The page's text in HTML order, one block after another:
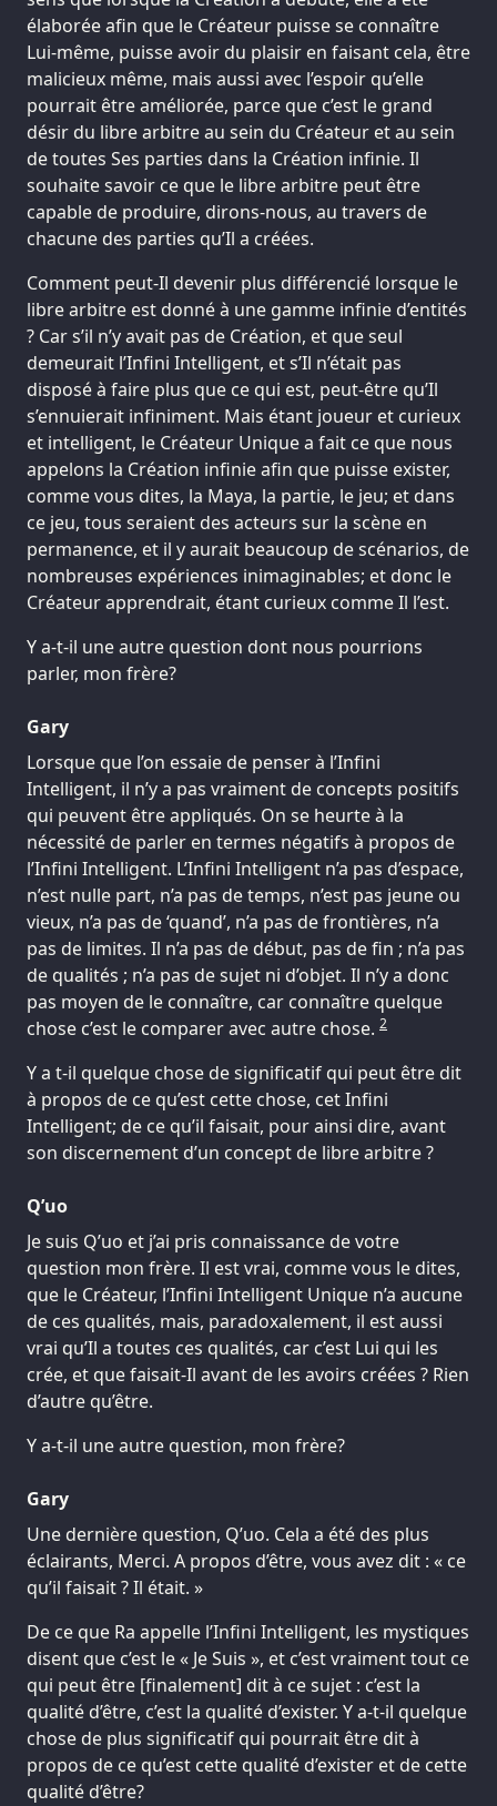
élaborée afin que le Créateur puisse se connaître
Lui-même, puisse avoir du plaisir en faisant cela, être
malicieux même, mais aussi avec l’espoir qu’elle
pourrait être améliorée, parce que c’est le grand
désir du libre arbitre au sein du Créateur et au sein
de toutes Ses parties dans la Création infinie. Il
souhaite savoir ce que le libre arbitre peut être
capable de produire, dirons-nous, au travers de
chacune des parties qu’Il a créées.
Comment peut-Il devenir plus différencié lorsque le
libre arbitre est donné à une gamme infinie d’entités
? Car s’il n’y avait pas de Création, et que seul
demeurait l’Infini Intelligent, et s’Il n’était pas
disposé à faire plus que ce qui est, peut-être qu’Il
s’ennuierait infiniment. Mais étant joueur et curieux
et intelligent, le Créateur Unique a fait ce que nous
appelons la Création infinie afin que puisse exister,
comme vous dites, la Maya, la partie, le jeu; et dans
ce jeu, tous seraient des acteurs sur la scène en
permanence, et il y aurait beaucoup de scénarios, de
nombreuses expériences inimaginables; et donc le
Créateur apprendrait, étant curieux comme Il l’est.
Y a-t-il une autre question dont nous pourrions
parler, mon frère?
Gary
Lorsque que l’on essaie de penser à l’Infini
Intelligent, il n’y a pas vraiment de concepts positifs
qui peuvent être appliqués. On se heurte à la
nécessité de parler en termes négatifs à propos de
l’Infini Intelligent. L’Infini Intelligent n’a pas d’espace,
n’est nulle part, n’a pas de temps, n’est pas jeune ou
vieux, n’a pas de ‘quand’, n’a pas de frontières, n’a
pas de limites. Il n’a pas de début, pas de fin ; n’a pas
de qualités ; n’a pas de sujet ni d’objet. Il n’y a donc
pas moyen de le connaître, car connaître quelque
chose c’est le comparer avec autre chose. 2
Y a t-il quelque chose de significatif qui peut être dit
à propos de ce qu’est cette chose, cet Infini
Intelligent; de ce qu’il faisait, pour ainsi dire, avant
son discernement d’un concept de libre arbitre ?
Q’uo
Je suis Q’uo et j’ai pris connaissance de votre
question mon frère. Il est vrai, comme vous le dites,
que le Créateur, l’Infini Intelligent Unique n’a aucune
de ces qualités, mais, paradoxalement, il est aussi
vrai qu’Il a toutes ces qualités, car c’est Lui qui les
crée, et que faisait-Il avant de les avoirs créées ? Rien
d’autre qu’être.
Y a-t-il une autre question, mon frère?
Gary
Une dernière question, Q’uo. Cela a été des plus
éclairants, Merci. A propos d’être, vous avez dit : « ce
qu’il faisait ? Il était. »
De ce que Ra appelle l’Infini Intelligent, les mystiques
disent que c’est le « Je Suis », et c’est vraiment tout ce
qui peut être [finalement] dit à ce sujet : c’est la
qualité d’être, c’est la qualité d’exister. Y a-t-il quelque
chose de plus significatif qui pourrait être dit à
propos de ce qu’est cette qualité d’exister et de cette
qualité d’être?